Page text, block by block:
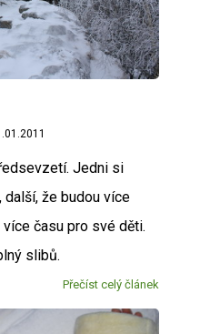
Jedni si
další, že budou více
času pro své děti.
slibů.
Přečíst celý článek